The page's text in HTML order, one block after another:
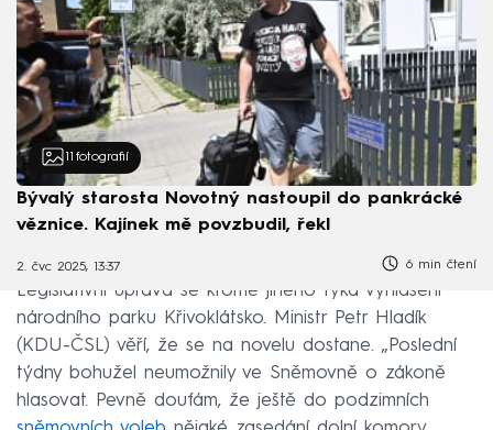
fotografií
Bývalý starosta Novotný nastoupil do pankrácké
věznice. Kajínek mě povzbudil, řekl
2. čvc 2025, 13:37 6 min čtení
Legislativní úprava se kromě jiného týká vyhlášení
národního parku Křivoklátsko. Ministr Petr Hladík
(KDU-ČSL) věří, že se na novelu dostane. „Poslední
týdny bohužel neumožnily ve Sněmovně o zákoně
hlasovat. Pevně doufám, že ještě do podzimních